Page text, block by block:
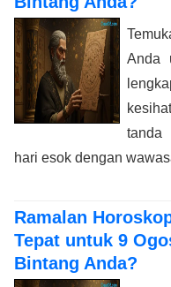
Anda
tanda
hari esok dengan
Ramalan
Tepat untuk 9
Bintang Anda?